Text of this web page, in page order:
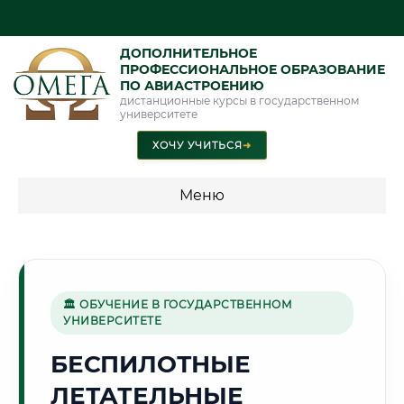
ДОПОЛНИТЕЛЬНОЕ
ПРОФЕССИОНАЛЬНОЕ ОБРАЗОВАНИЕ
ПО АВИАСТРОЕНИЮ
дистанционные курсы в государственном
университете
ХОЧУ УЧИТЬСЯ➜
Меню
🦅
Г. ОРЁЛ
🏛 ОБУЧЕНИЕ В ГОСУДАРСТВЕННОМ
УНИВЕРСИТЕТЕ
БЕСПИЛОТНЫЕ
ЛЕТАТЕЛЬНЫЕ